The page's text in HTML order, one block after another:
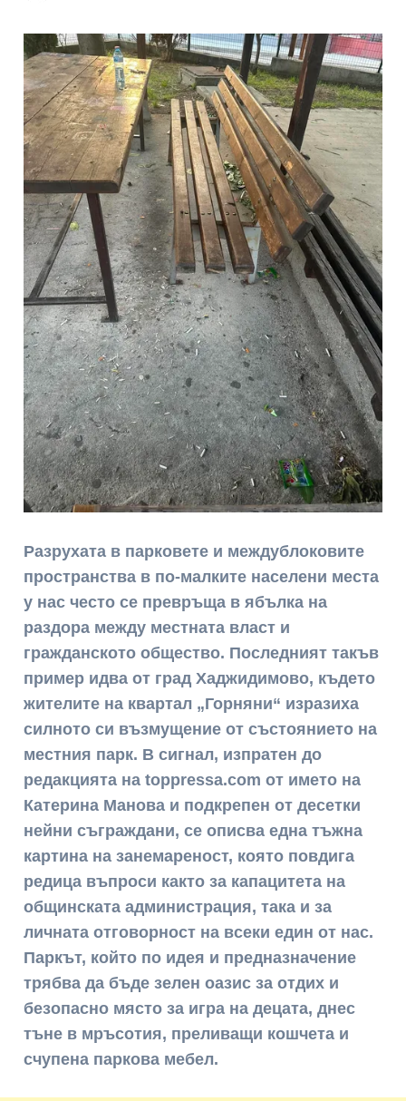
Разрухата в парковете и междублоковите
пространства в по-малките населени места
у нас често се превръща в ябълка на
раздора между местната власт и
гражданското общество. Последният такъв
пример идва от град Хаджидимово, където
жителите на квартал „Горняни“ изразиха
силното си възмущение от състоянието на
местния парк. В сигнал, изпратен до
редакцията на toppressa.com от името на
Катерина Манова и подкрепен от десетки
нейни съграждани, се описва една тъжна
картина на занемареност, която повдига
редица въпроси както за капацитета на
общинската администрация, така и за
личната отговорност на всеки един от нас.
Паркът, който по идея и предназначение
трябва да бъде зелен оазис за отдих и
безопасно място за игра на децата, днес
тъне в мръсотия, преливащи кошчета и
счупена паркова мебел.